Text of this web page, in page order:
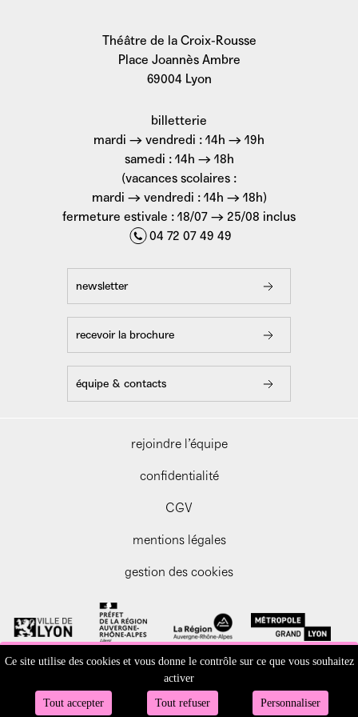
Ce site utilise des cookies et vous donne le contrôle sur ce que vous souhaitez
activer
Tout accepter Tout refuser Personnaliser
Théâtre de la Croix-Rousse
Place Joannès Ambre
69004 Lyon
billetterie
mardi → vendredi : 14h → 19h
samedi : 14h → 18h
(vacances scolaires :
mardi → vendredi : 14h → 18h)
fermeture estivale : 18/07 → 25/08 inclus
04 72 07 49 49
newsletter
recevoir la brochure
équipe & contacts
rejoindre l’équipe
confidentialité
CGV
mentions légales
gestion des cookies